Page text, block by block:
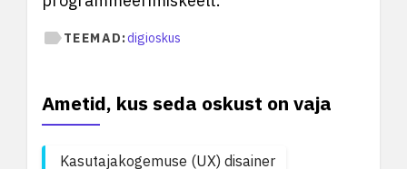
TEEMAD:digioskus
Ametid, kus seda oskust on vaja
Kasutajakogemuse (UX) disainer